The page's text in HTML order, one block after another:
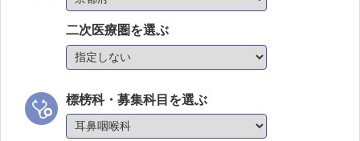
二次医療圏を選ぶ
標榜科・募集科目を選ぶ